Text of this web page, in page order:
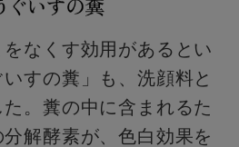
なくす効用があるとい
すの糞」も、洗顔料と
。糞の中に含まれるた
解酵素が、色白効果を